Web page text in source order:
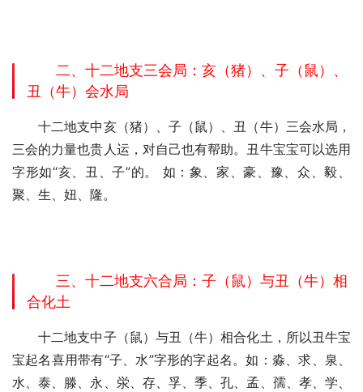
二、十二地支三会局：亥（猪）、子（鼠）、
丑（牛）会水局
十二地支中亥（猪）、子（鼠）、丑（牛）三会水局，
三会的力量也贵人运，对自己也有帮助。丑牛宝宝可以选用
字形如“亥、丑、子”的。 如：象、家、豪、豫、众、毅、
聚、生、妞、隆。
三、十二地支六合局：子（鼠）与丑（牛）相
合化土
十二地支中子（鼠）与丑（牛）相合化土，所以丑牛宝
宝起名喜用带有“子、水”字形的字起名。如：淼、求、泉、
水、泰、滕、永、泶、存、孚、季、孔、孟、孺、孝、学、